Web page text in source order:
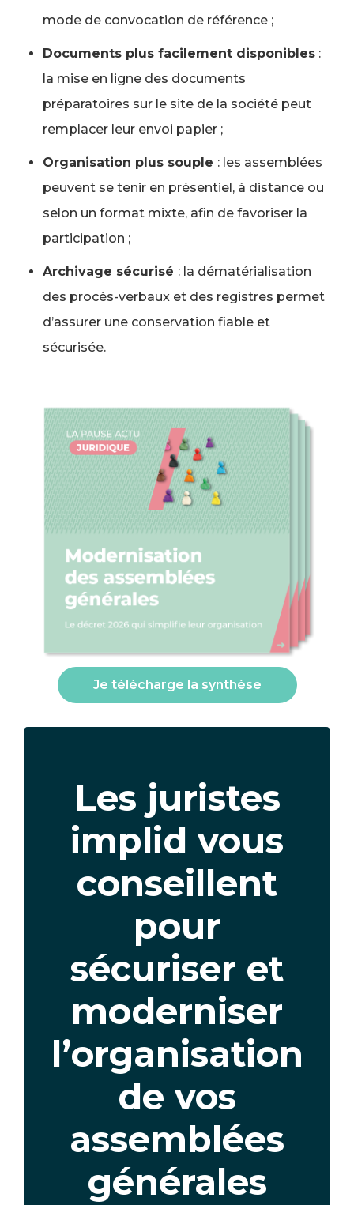
mode de convocation de référence ;
Documents plus facilement disponibles :
la mise en ligne des documents
préparatoires sur le site de la société peut
remplacer leur envoi papier ;
Organisation plus souple : les assemblées
peuvent se tenir en présentiel, à distance ou
selon un format mixte, afin de favoriser la
participation ;
Archivage sécurisé : la dématérialisation
des procès-verbaux et des registres permet
d’assurer une conservation fiable et
sécurisée.
Je télécharge la synthèse
Les juristes
implid vous
conseillent
pour
sécuriser et
moderniser
l’organisation
de vos
assemblées
générales